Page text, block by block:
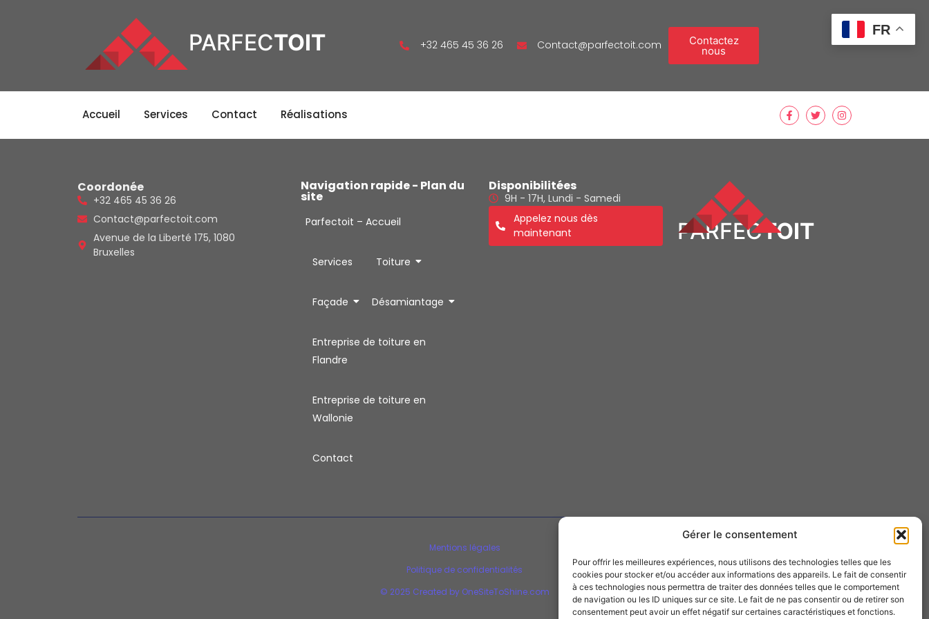
Gérer le consentement
Pour offrir les meilleures expériences, nous utilisons des technologies telles que les
cookies pour stocker et/ou accéder aux informations des appareils. Le fait de consentir
à ces technologies nous permettra de traiter des données telles que le comportement
de navigation ou les ID uniques sur ce site. Le fait de ne pas consentir ou de retirer son
consentement peut avoir un effet négatif sur certaines caractéristiques et fonctions.
PARFECTOIT +32 465 45 36 26 Contact@parfectoit.com Contactez
nous
Accueil Services Contact Réalisations
Coordonée
+32 465 45 36 26
Contact@parfectoit.com
Avenue de la Liberté 175, 1080
Bruxelles
Navigation rapide - Plan du
site
Parfectoit – Accueil
Services Toiture
Façade Désamiantage
Entreprise de toiture en
Flandre
Entreprise de toiture en
Wallonie
Contact
Disponibilitées
9H - 17H, Lundi - Samedi
Appelez nous dès
maintenant
PARFECTOIT
Mentions légales
Politique de confidentialités
© 2025 Created by OneSiteToShine.com
FR